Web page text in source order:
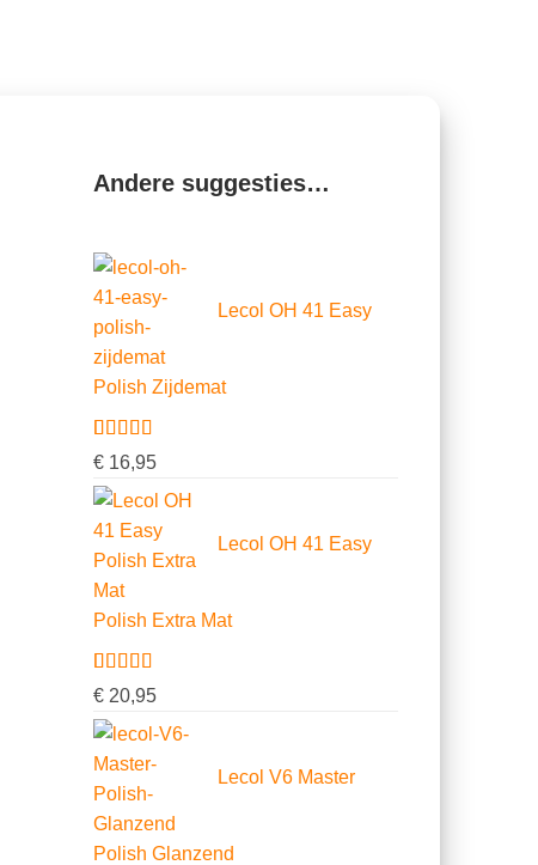
Andere suggesties…
Lecol OH 41 Easy
Polish Zijdemat
Gewaardeerd
5.00op 5
gebaseerd
3
klantbeoordelingen
€16,95
Lecol OH 41 Easy
Polish Extra Mat
Gewaardeerd
5.00op 5
gebaseerd
2
klantbeoordelingen
€20,95
Lecol V6 Master
Polish Glanzend